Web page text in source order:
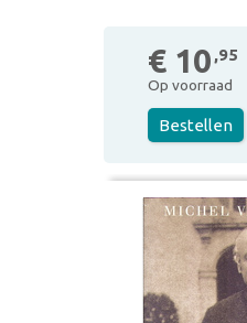
€ 10 ,95
Op voorraad
Bestellen